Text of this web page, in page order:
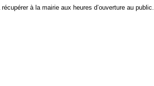
à la mairie aux heures d’ouverture au public.